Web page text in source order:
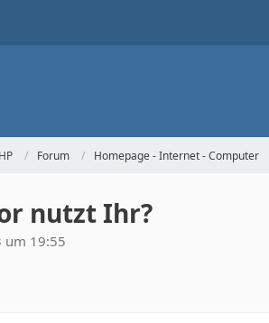
Forum Homepage - Internet - Computer
nutzt Ihr?
um 19:55